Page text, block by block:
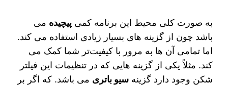
به صورت کلی محیط این برنامه کمیپیچیده می‌
باشد چون از گزینه‌ های بسیار زیادی استفاده می‌ کند.
اما تمامی آن ها به مرور با کیفیت‌تر شما کمک می‌
کند. مثلاً یکی از گزینه‌ هایی که در تنظیمات این فیلتر
شکن وجود دارد گزینهسیو باتری می‌ باشد. که اگر بر